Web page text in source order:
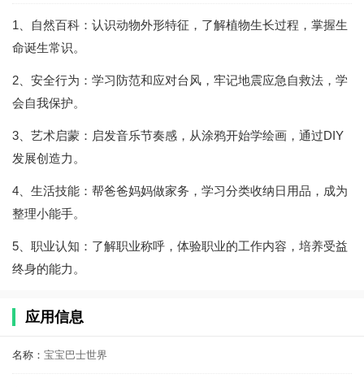
1、自然百科：认识动物外形特征，了解植物生长过程，掌握生
命诞生常识。
2、安全行为：学习防范和应对台风，牢记地震应急自救法，学
会自我保护。
3、艺术启蒙：启发音乐节奏感，从涂鸦开始学绘画，通过DIY
发展创造力。
4、生活技能：帮爸爸妈妈做家务，学习分类收纳日用品，成为
整理小能手。
5、职业认知：了解职业称呼，体验职业的工作内容，培养受益
终身的能力。
应用信息
名称： 宝宝巴士世界